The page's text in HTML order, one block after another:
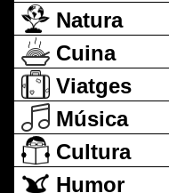
Natura
Cuina
Viatges
Música
Cultura
Humor